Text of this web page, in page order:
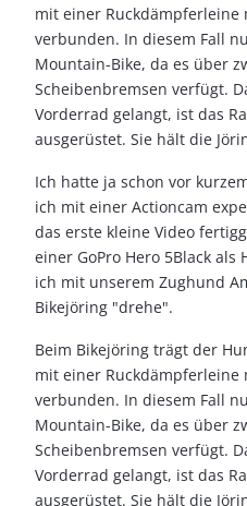
mit einer Ruckdämpferleine
verbunden. In diesem Fall
Mountain-Bike, da es über
Scheibenbremsen verfügt.
Vorderrad gelangt, ist das
ausgerüstet. Sie hält die
Ich hatte ja schon vor
ich mit einer Actioncam
das erste kleine Video
einer GoPro Hero 5Black als
ich mit unserem Zughund
Bikejöring "drehe".
Beim Bikejöring trägt der
mit einer Ruckdämpferleine
verbunden. In diesem Fall
Mountain-Bike, da es über
Scheibenbremsen verfügt.
Vorderrad gelangt, ist das
ausgerüstet. Sie hält die